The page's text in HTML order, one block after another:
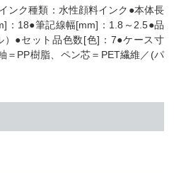
ンク種類：水性顔料インク●本体長
：18●筆記線幅[mm]：1.8～2.5●品
）●セット品色数[色]：7●ケース寸
＝PP樹脂、ペン芯＝PET繊維／(パ